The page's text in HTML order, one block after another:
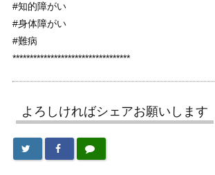
#知的障がい
#身体障がい
#難病
**********************************
よろしければシェアお願いします